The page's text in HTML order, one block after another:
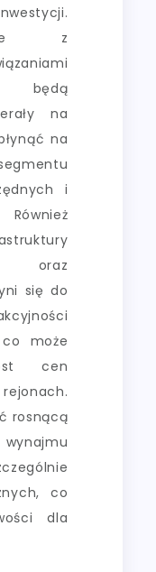
z
będą
na
na
i
oraz
się do
może
cen
rosnącą
co
dla